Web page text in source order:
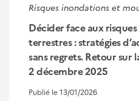
Risques inondations et
Décider face aux
terrestres : stratégies
sans regrets. Retour sur
2 décembre 2025
Publié le 13/01/2026